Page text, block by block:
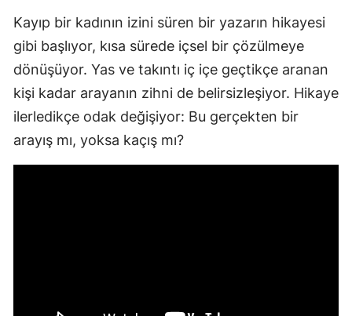
Kayıp bir kadının izini süren bir yazarın hikayesi
gibi başlıyor, kısa sürede içsel bir çözülmeye
dönüşüyor. Yas ve takıntı iç içe geçtikçe aranan
kişi kadar arayanın zihni de belirsizleşiyor. Hikaye
ilerledikçe odak değişiyor: Bu gerçekten bir
arayış mı, yoksa kaçış mı?